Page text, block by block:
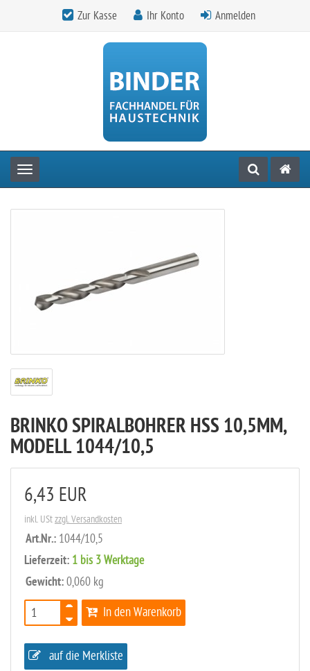
Zur Kasse Ihr Konto Anmelden
Toggle navigation
BRINKO SPIRALBOHRER HSS 10,5MM,
MODELL 1044/10,5
6,43 EUR
inkl. UStzzgl. Versandkosten
Art.Nr.: 1044/10,5
Lieferzeit: 1 bis 3 Werktage
Gewicht: 0,060 kg
In den Warenkorb
auf die Merkliste